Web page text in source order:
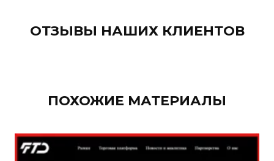
ОТЗЫВЫ НАШИХ КЛИЕНТОВ
ПОХОЖИЕ МАТЕРИАЛЫ